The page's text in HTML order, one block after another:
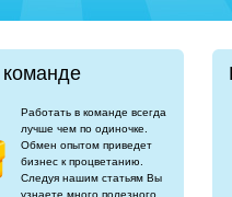
Работать в команде всегда
лучше чем по одиночке.
Обмен опытом приведет
бизнес к процветанию.
Следуя нашим статьям Вы
узнаете много полезного